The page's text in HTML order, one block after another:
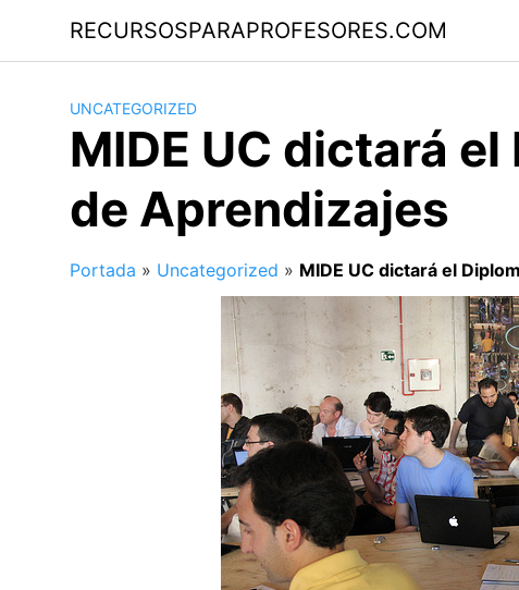
contenido
RECURSOSPARAPROFESORES.COM
UNCATEGORIZED
MIDE UC dictará
de Aprendizajes
Portada » Uncategorized » MIDE UC dictará el